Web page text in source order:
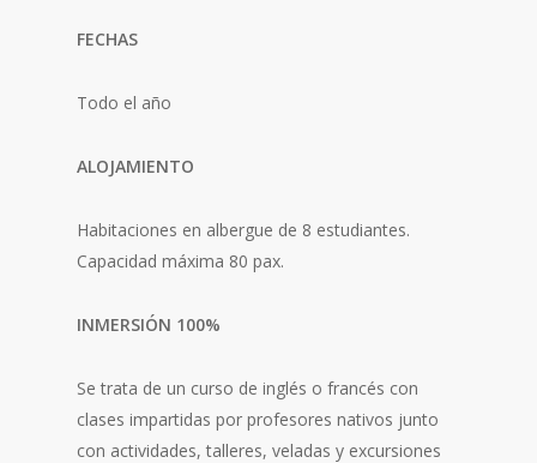
FECHAS
Todo el año
ALOJAMIENTO
Habitaciones en albergue de 8 estudiantes.
Capacidad máxima 80 pax.
INMERSIÓN 100%
Se trata de un curso de inglés o francés con
clases impartidas por profesores nativos junto
con actividades, talleres, veladas y excursiones